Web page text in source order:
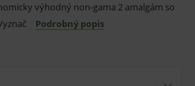
výhodný non-gama 2 amalgám so
Podrobný popis